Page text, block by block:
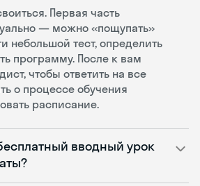
Первая часть
— можно «пощупать»
небольшой тест, определить
программу. После к вам
чтобы ответить на все
о процессе обучения
расписание.
вводный урок